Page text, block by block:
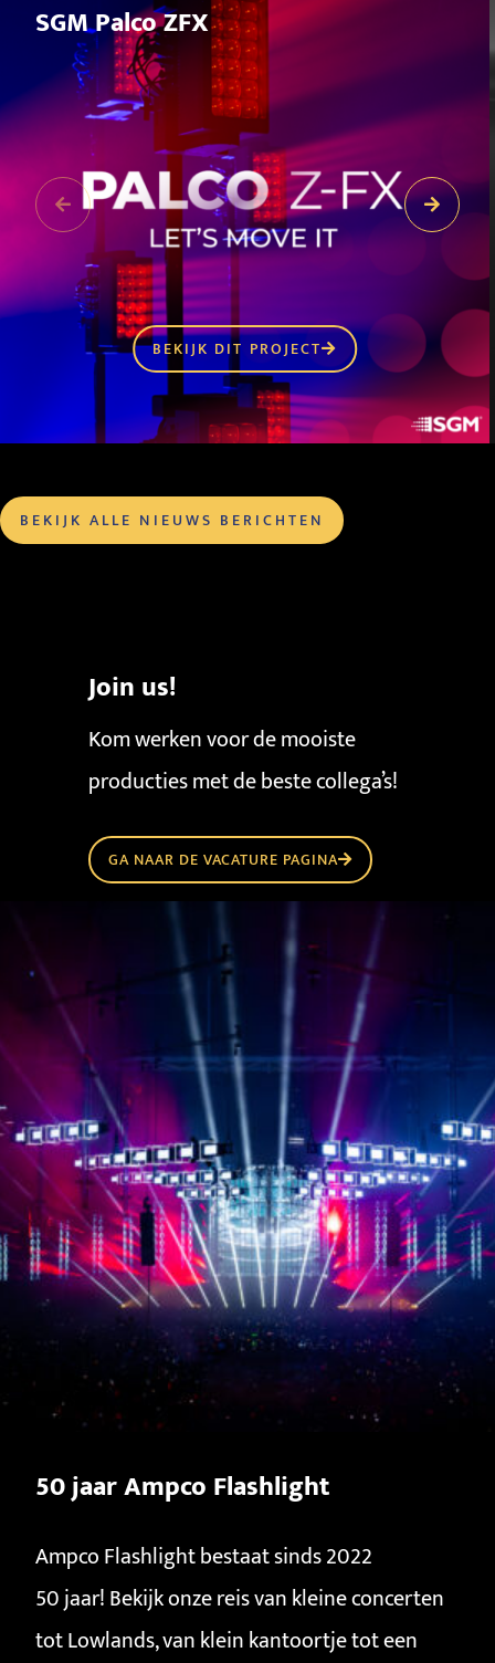
SGM Palco ZFX
BEKIJK DIT PROJECT
BEKIJK ALLE NIEUWS BERICHTEN
Join us!
Kom werken voor de mooiste
producties met de beste collega’s!
GA NAAR DE VACATURE PAGINA
50 jaar Ampco Flashlight
Ampco Flashlight bestaat sinds 2022
50 jaar! Bekijk onze reis van kleine concerten
tot Lowlands, van klein kantoortje tot een